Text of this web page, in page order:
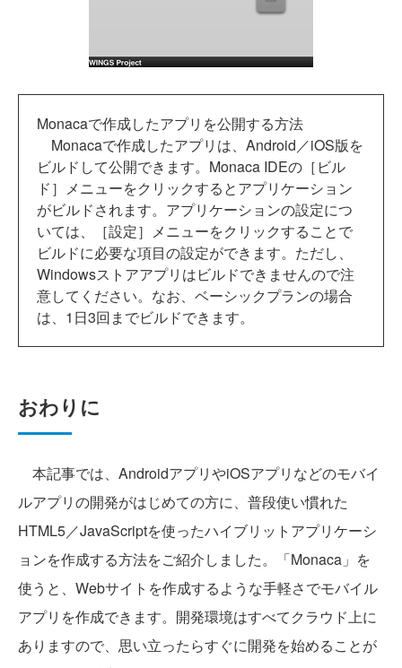
Monacaで作成したアプリを公開する方法
Monacaで作成したアプリは、Android／iOS版を
ビルドして公開できます。Monaca IDEの［ビル
ド］メニューをクリックするとアプリケーション
がビルドされます。アプリケーションの設定につ
いては、［設定］メニューをクリックすることで
ビルドに必要な項目の設定ができます。ただし、
Windowsストアアプリはビルドできませんので注
意してください。なお、ベーシックプランの場合
は、1日3回までビルドできます。
おわりに
本記事では、AndroidアプリやiOSアプリなどのモバイ
ルアプリの開発がはじめての方に、普段使い慣れた
HTML5／JavaScriptを使ったハイブリットアプリケーシ
ョンを作成する方法をご紹介しました。「Monaca」を
使うと、Webサイトを作成するような手軽さでモバイル
アプリを作成できます。開発環境はすべてクラウド上に
ありますので、思い立ったらすぐに開発を始めることが